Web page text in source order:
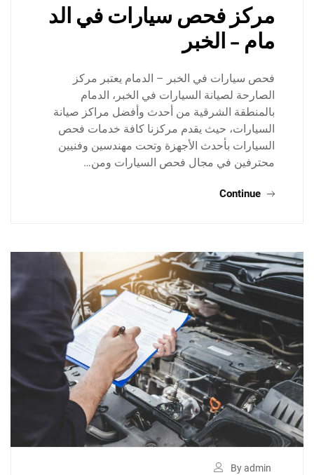
مركز فحص سيارات في الد
مام – الخبر
فحص سيارات في الخبر – الدمام يعتبر مركز
الصارحة لصيانة السيارات في الخبر، الدمام
بالمنطقة الشرقية من أحدث وأفضل مراكز صيانة
السيارات، حيث يقدم مركزنا كافة خدمات فحص
السيارات بأحدث الأجهزة وتحت مهندسين وفنيين
محترفين في مجال فحص السيارات ومن…
Continue
By admin